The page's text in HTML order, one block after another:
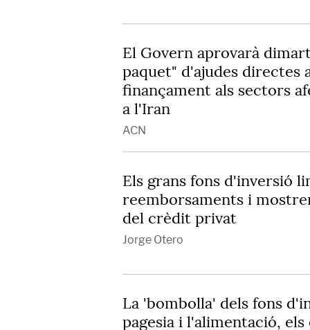
El Govern aprovarà
paquet" d'ajudes directes
finançament als sectors
a l'Iran
ACN
Els grans fons d'inversió
reemborsaments i
del crèdit privat
Jorge Otero
La 'bombolla' dels fons
pagesia i l'alimentació,